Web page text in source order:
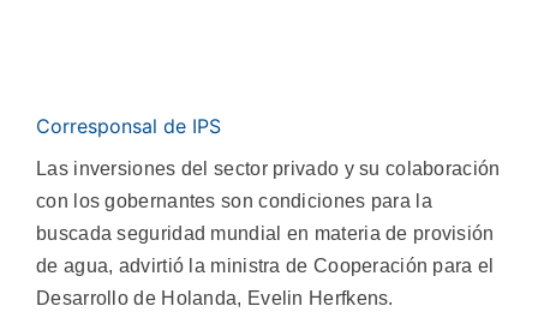
Corresponsal de IPS
Las inversiones del sector privado y su colaboración
con los gobernantes son condiciones para la
buscada seguridad mundial en materia de provisión
de agua, advirtió la ministra de Cooperación para el
Desarrollo de Holanda, Evelin Herfkens.